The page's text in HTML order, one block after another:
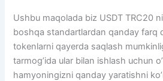
Ushbu maqolada biz USDT TRC20
boshqa standartlardan qanday farq
tokenlarni qayerda saqlash
tarmog’ida ular bilan ishlash uchun
hamyoningizni qanday yaratishni